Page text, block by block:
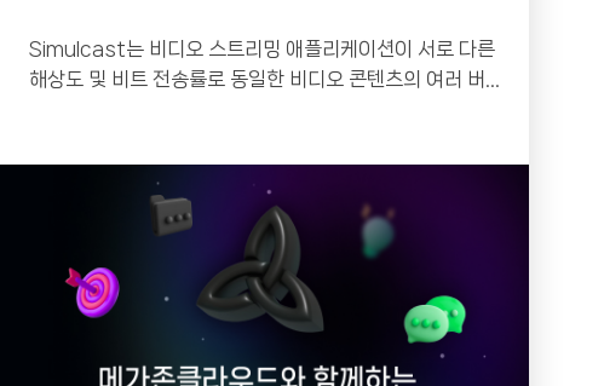
Simulcast는 비디오 스트리밍 애플리케이션이 서로 다른
해상도 및 비트 전송률로 동일한 비디오 콘텐츠의 여러 버